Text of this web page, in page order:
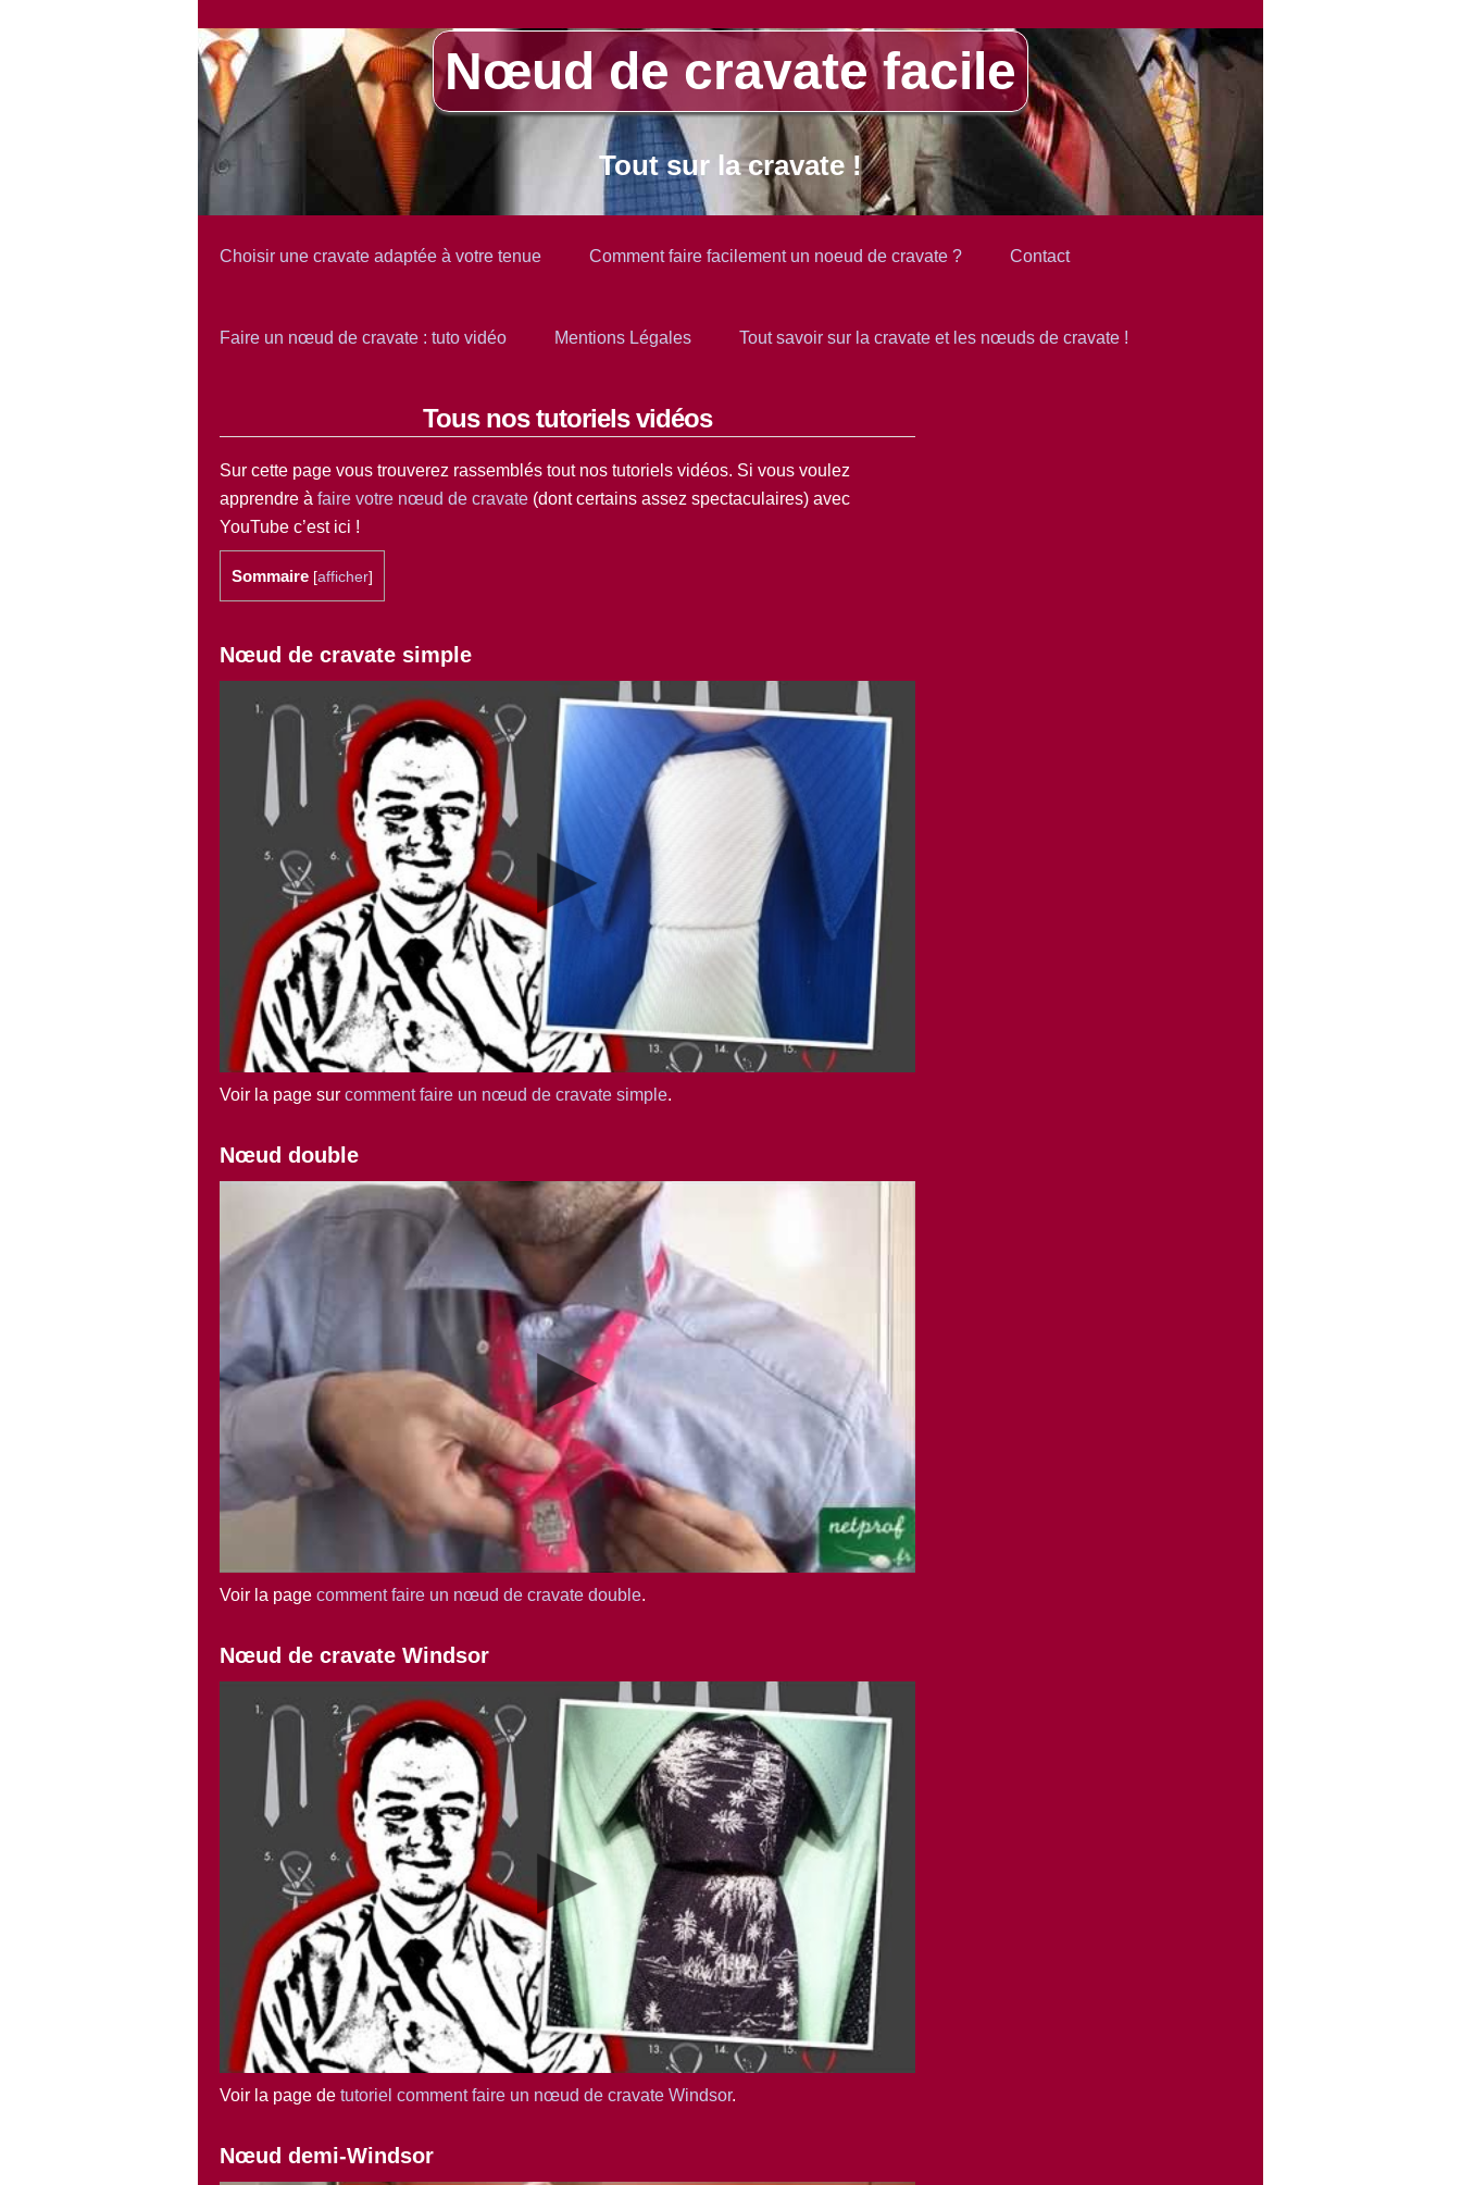
Nœud de cravate facile
Tout sur la cravate !
Tous nos tutoriels vidéos
Sur cette page vous trouverez rassemblés tout nos tutoriels vidéos. Si vous voulez
apprendre à faire votre nœud de cravate (dont certains assez spectaculaires) avec
YouTube c’est ici !
Sommaire [afficher]
Nœud de cravate simple
Voir la page sur comment faire un nœud de cravate simple.
Nœud double
Voir la page comment faire un nœud de cravate double.
Nœud de cravate Windsor
Voir la page de tutoriel comment faire un nœud de cravate Windsor.
Nœud demi-Windsor
Choisir une cravate adaptée à votre tenue Comment faire facilement un noeud de cravate ? Contact
Faire un nœud de cravate : tuto vidéo Mentions Légales Tout savoir sur la cravate et les nœuds de cravate !